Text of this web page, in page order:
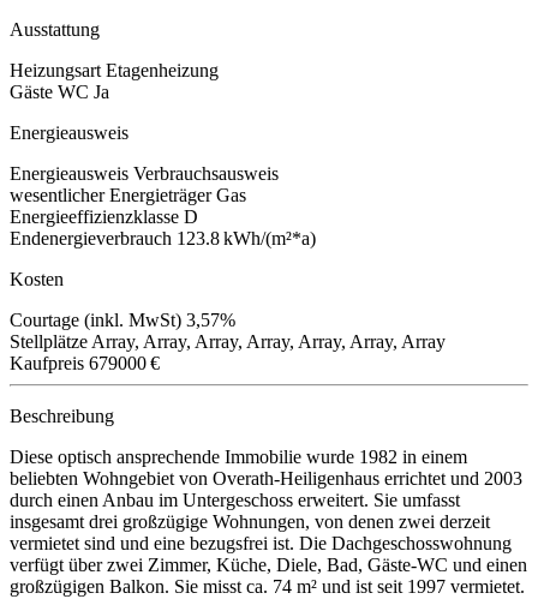
Ausstattung
Heizungsart Etagenheizung
Gäste WC Ja
Energieausweis
Energieausweis Verbrauchsausweis
wesentlicher Energieträger Gas
Energieeffizienzklasse D
Endenergieverbrauch 123.8 kWh/(m²*a)
Kosten
Courtage (inkl. MwSt) 3,57%
Stellplätze Array, Array, Array, Array, Array, Array, Array
Kaufpreis 679000 €
Beschreibung
Diese optisch ansprechende Immobilie wurde 1982 in einem
beliebten Wohngebiet von Overath-Heiligenhaus errichtet und 2003
durch einen Anbau im Untergeschoss erweitert. Sie umfasst
insgesamt drei großzügige Wohnungen, von denen zwei derzeit
vermietet sind und eine bezugsfrei ist. Die Dachgeschosswohnung
verfügt über zwei Zimmer, Küche, Diele, Bad, Gäste-WC und einen
großzügigen Balkon. Sie misst ca. 74 m² und ist seit 1997 vermietet.